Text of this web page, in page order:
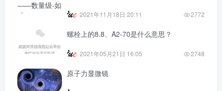
2021年11月18日 20:11 2772
螺栓上的8.8、A2-70是什么意思？
2021年05月21日 16:05 2748
原子力显微镜